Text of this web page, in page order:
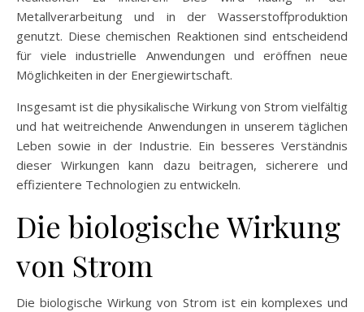
Metallverarbeitung und in der Wasserstoffproduktion
genutzt. Diese chemischen Reaktionen sind entscheidend
für viele industrielle Anwendungen und eröffnen neue
Möglichkeiten in der Energiewirtschaft.
Insgesamt ist die physikalische Wirkung von Strom vielfältig
und hat weitreichende Anwendungen in unserem täglichen
Leben sowie in der Industrie. Ein besseres Verständnis
dieser Wirkungen kann dazu beitragen, sicherere und
effizientere Technologien zu entwickeln.
Die biologische Wirkung
von Strom
Die biologische Wirkung von Strom ist ein komplexes und